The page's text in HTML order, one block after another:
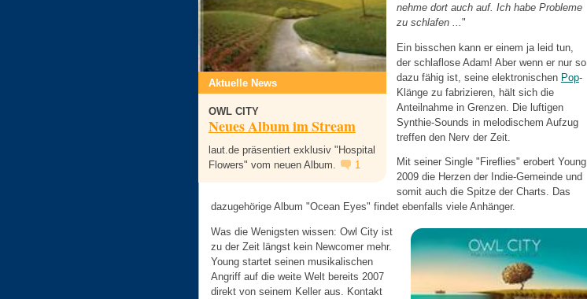
Aktuelle News
OWL CITY
Neues Album im Stream
laut.de präsentiert exklusiv "Hospital
Flowers" vom neuen Album.
1
nehme dort auch auf. Ich habe Probleme
zu schlafen ... "
Ein bisschen kann er einem ja leid tun,
der schlaflose Adam! Aber wenn er nur so
dazu fähig ist, seine elektronischen Pop-
Klänge zu fabrizieren, hält sich die
Anteilnahme in Grenzen. Die luftigen
Synthie-Sounds in melodischem Aufzug
treffen den Nerv der Zeit.
Mit seiner Single "Fireflies" erobert Young
2009 die Herzen der Indie-Gemeinde und
somit auch die Spitze der Charts. Das
dazugehörige Album "Ocean Eyes" findet ebenfalls viele Anhänger.
Was die Wenigsten wissen: Owl City ist
zu der Zeit längst kein Newcomer mehr.
Young startet seinen musikalischen
Angriff auf die weite Welt bereits 2007
direkt von seinem Keller aus. Kontakt